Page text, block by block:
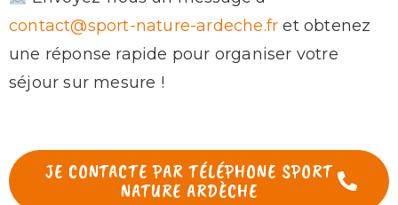
contact@sport-nature-ardeche.fr et obtenez
une réponse rapide pour organiser votre
séjour sur mesure !
JE CONTACTE PAR TÉLÉPHONE SPORT
NATURE ARDÈCHE